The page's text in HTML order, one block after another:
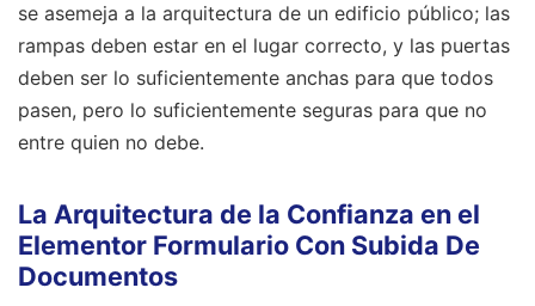
se asemeja a la arquitectura de un edificio público; las
rampas deben estar en el lugar correcto, y las puertas
deben ser lo suficientemente anchas para que todos
pasen, pero lo suficientemente seguras para que no
entre quien no debe.
La Arquitectura de la Confianza en el
Elementor Formulario Con Subida De
Documentos